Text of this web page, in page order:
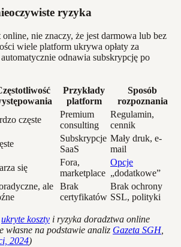
ryzyka
nie znaczy, że jest darmowa lub bez
wiele platform ukrywa opłaty za
odnawia subskrypcję po
Przykłady
platform
Sposób
rozpoznania
częste
Premium
consulting
Regulamin,
cennik
Subskrypcje
SaaS
Mały druk, e-
mail
się
Fora,
marketplace
Opcje
„dodatkowe”
ale
Brak
certyfikatów
Brak ochrony
SSL, polityki
ukryte koszty i ryzyka doradztwa online
własne na podstawie analiz Gazeta SGH,
2024)